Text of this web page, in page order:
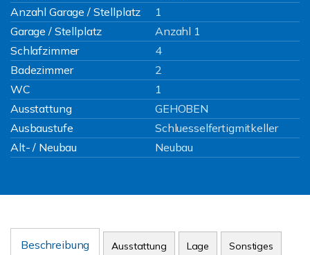
Anzahl Garage / Stellplatz
1
Garage / Stellplatz
Anzahl 1
Schlafzimmer
4
Badezimmer
2
WC
1
Ausstattung
GEHOBEN
Ausbaustufe
Schluesselfertigmitkeller
Alt- / Neubau
Neubau
Beschreibung Ausstattung Lage Sonstiges